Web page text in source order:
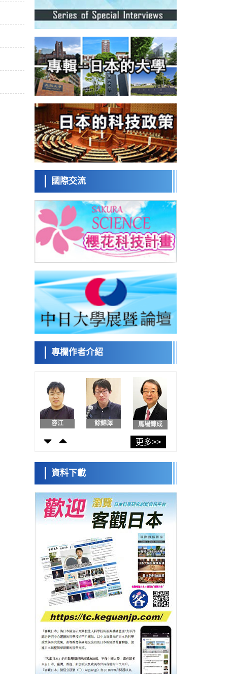
日本生成式AI使用者佔比一年內翻倍，但與
中美德仍有較大差距
政策
死亡人數至少減半，重點強化火災防控
科學研究
福井大學發現細胞記憶過往並抑制反應的機
制，闡明即便DNA相同反應迥異之謎
科學研究
神戶大學確認口服癌症疫苗B440單藥給藥的
安全性，在轉移性尿路上皮癌患者中開展臨
床試驗
政策
日本發布《令和8年版科學技術與創新白皮
書》，解讀第七期基本計劃首年度政策方向
科學研究
東京大學發現可誘導細胞死亡的新型信使物
質
科學研究
東京都健康長壽醫療中心跨器官揭示衰老過
程中的糖鏈變化
科學研究
可作為電池電極材料
科學研究
東京大學和海上保安廳等發現南海海槽沿線
板塊邊界鎖定狀態存在區域差異
政策
日本第2次醫療研究開發調整費，根據一線實
際情況和需求分配99.3億日圓
科學研究
千葉大學鑑定出導致難治性疾病「肺高血壓
症」惡化的蛋白質「MYL9/12」，會引發血
管結構惡化
科學研究
京都大學高效生成光的構成單元「光子」，
可應用於量子電腦
科學研究
用數理模型詮釋慢性蕁麻疹的發病機理，藉
科學研究
【JST事業成果】發現室溫下工作的交替磁體
科學研究
夜景也能清晰呈現在紙上——日本「鐵路攝
影迷」教授研發新技術
科學研究
【JST事業成果】開發低成本與低功耗的新型
AI處理器
日本科研費增設國際共同研究強化新類別，
經濟・社會
鐵道綜研新任理事長蘆谷公稔：依託超導和
防災等核心優勢服務社會
東京大學通過葉綠體基因組編輯技術強化碳
固定酵素，成功提高光合作用能力與生產力
科學研究
藤田醫科大學等成功鑑定出非結核分枝桿菌
生存的必需基因，首次揭示該基因的必要性
因菌株而異
經濟・社會
【AI法下篇】如何應對AI的不可控性——中
央大學平野晉教授專訪
科學研究
【JST事業成果】開發低成本與低功耗的新型
AI處理器
政策
日本科研費增設國際共同研究強化新類別，
促進青年研究人員赴海外開展研究
經濟・社會
鐵道綜研新任理事長蘆谷公稔：依託超導和
防災等核心優勢服務社會
科學研究
東京大學通過葉綠體基因組編輯技術強化碳
國際交流
專欄作者介紹
日本科學未
來館 科學交
流員
小岩井忠道 瀧川 進
容江 餘錦澤 馬場錬成
日本科學未
流員
戴維
更多>>
資料下載